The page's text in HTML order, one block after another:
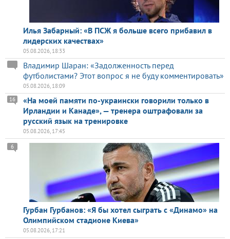
Илья Забарный: «В ПСЖ я больше всего прибавил в
лидерских качествах»
05.08.2026, 18:33
Владимир Шаран: «Задолженность перед
футболистами? Этот вопрос я не буду комментировать»
05.08.2026, 18:09
«На моей памяти по-украински говорили только в
Ирландии и Канаде», — тренера оштрафовали за
русский язык на тренировке
16
05.08.2026, 17:45
Гурбан Гурбанов: «Я бы хотел сыграть с «Динамо» на
Олимпийском стадионе Киева»
6
05.08.2026, 17:21